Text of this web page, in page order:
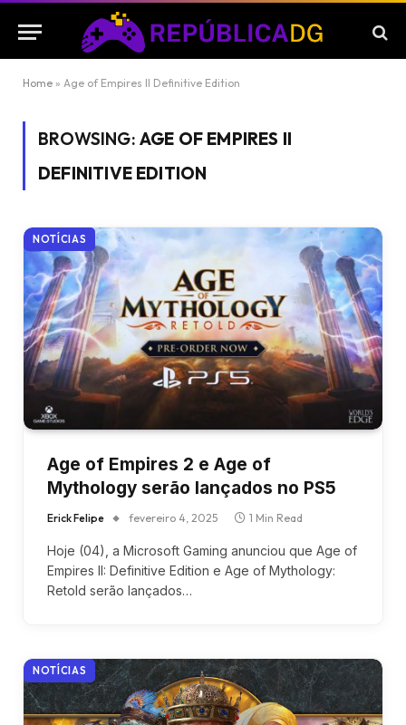
Home » Age of Empires II Definitive Edition
BROWSING: AGE OF EMPIRES II
DEFINITIVE EDITION
NOTÍCIAS
Age of Empires 2 e Age of
Mythology serão lançados no PS5
Erick Felipe fevereiro 4, 2025 1 Min Read
Hoje (04), a Microsoft Gaming anunciou que Age of
Empires II: Definitive Edition e Age of Mythology:
Retold serão lançados…
NOTÍCIAS